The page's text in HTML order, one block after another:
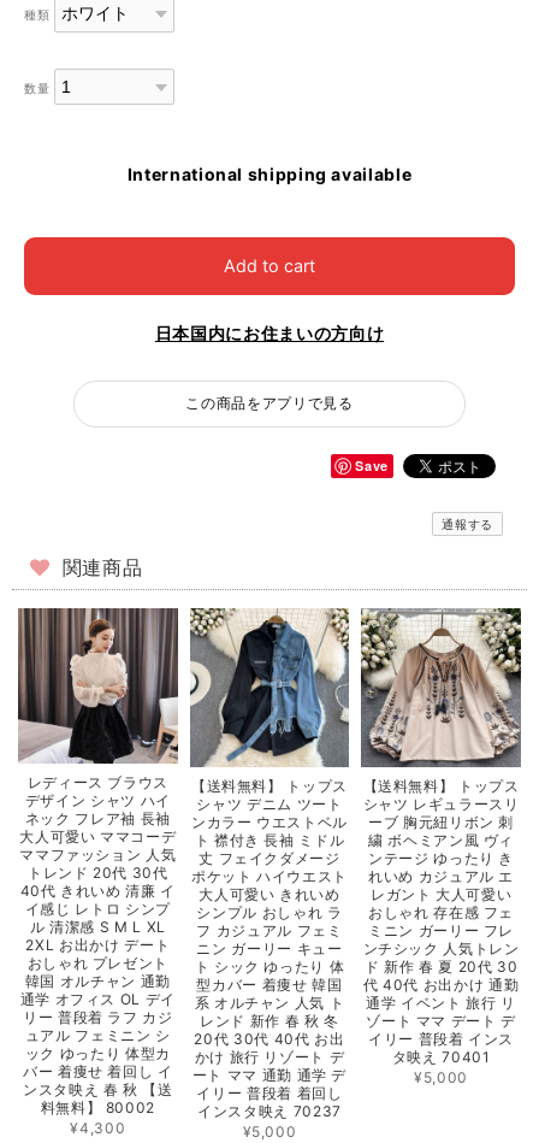
種類
数量
International shipping available
Add to cart
日本国内にお住まいの方向け
この商品をアプリで見る
Save
通報する
関連商品
レディース ブラウス
デザイン シャツ ハイ
ネック フレア袖 長袖
大人可愛い ママコーデ
ママファッション 人気
トレンド 20代 30代
40代 きれいめ 清廉 イ
イ感じ レトロ シンプ
ル 清潔感 S M L XL
2XL お出かけ デート
おしゃれ プレゼント
韓国 オルチャン 通勤
通学 オフィス OL デイ
リー 普段着 ラフ カジ
ュアル フェミニン シ
ック ゆったり 体型カ
バー 着痩せ 着回し イ
ンスタ映え 春 秋 【送
料無料】 80002
¥4,300
【送料無料】 トップス
シャツ デニム ツート
ンカラー ウエストベル
ト 襟付き 長袖 ミドル
丈 フェイクダメージ
ポケット ハイウエスト
大人可愛い きれいめ
シンプル おしゃれ ラ
フ カジュアル フェミ
ニン ガーリー キュー
ト シック ゆったり 体
型カバー 着痩せ 韓国
系 オルチャン 人気 ト
レンド 新作 春 秋 冬
20代 30代 40代 お出
かけ 旅行 リゾート デ
ート ママ 通勤 通学 デ
イリー 普段着 着回し
インスタ映え 70237
¥5,000
【送料無料】 トップス
シャツ レギュラースリ
ーブ 胸元紐リボン 刺
繍 ボヘミアン風 ヴィ
ンテージ ゆったり き
れいめ カジュアル エ
レガント 大人可愛い
おしゃれ 存在感 フェ
ミニン ガーリー フレ
ンチシック 人気トレン
ド 新作 春 夏 20代 30
代 40代 お出かけ 通勤
通学 イベント 旅行 リ
ゾート ママ デート デ
イリー 普段着 インス
タ映え 70401
¥5,000